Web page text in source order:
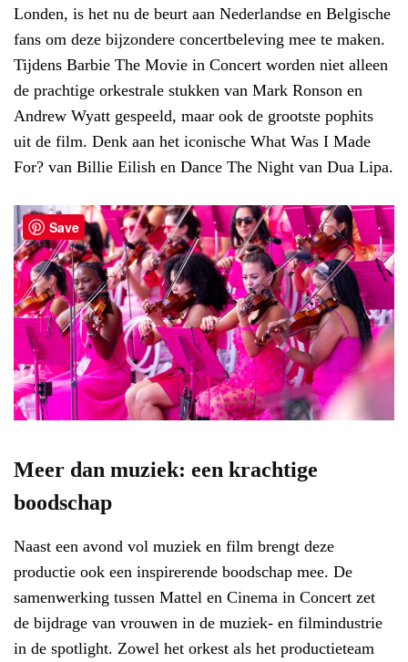
Londen, is het nu de beurt aan Nederlandse en Belgische
fans om deze bijzondere concertbeleving mee te maken.
Tijdens Barbie The Movie in Concert worden niet alleen
de prachtige orkestrale stukken van Mark Ronson en
Andrew Wyatt gespeeld, maar ook de grootste pophits
uit de film. Denk aan het iconische What Was I Made
For? van Billie Eilish en Dance The Night van Dua Lipa.
Meer dan muziek: een krachtige
boodschap
Naast een avond vol muziek en film brengt deze
productie ook een inspirerende boodschap mee. De
samenwerking tussen Mattel en Cinema in Concert zet
de bijdrage van vrouwen in de muziek- en filmindustrie
in de spotlight. Zowel het orkest als het productieteam
Save